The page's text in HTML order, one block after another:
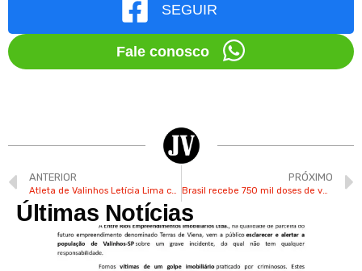
SEGUIR
Fale conosco
ANTERIOR
Atleta de Valinhos Letícia Lima começou a treinar em 2022 e já faturou 32 medalhas
PRÓXIMO
Brasil recebe 750 mil doses de vacina contra a dengue
Últimas Notícias